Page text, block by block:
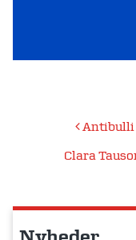
Antibulli
Clara